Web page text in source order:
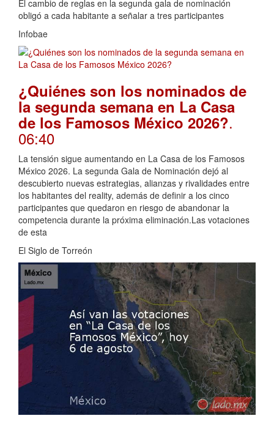
El cambio de reglas en la segunda gala de nominación
obligó a cada habitante a señalar a tres participantes
Infobae
¿Quiénes son los nominados de
la segunda semana en La Casa
de los Famosos México 2026?.
06:40
La tensión sigue aumentando en La Casa de los Famosos
México 2026. La segunda Gala de Nominación dejó al
descubierto nuevas estrategias, alianzas y rivalidades entre
los habitantes del reality, además de definir a los cinco
participantes que quedaron en riesgo de abandonar la
competencia durante la próxima eliminación.Las votaciones
de esta
El Siglo de Torreón